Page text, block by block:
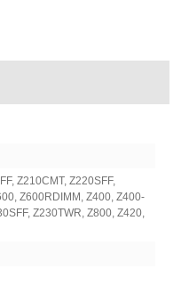
Z210CMT, Z220SFF,
Z600RDIMM, Z400, Z400-
Z230TWR, Z800, Z420,